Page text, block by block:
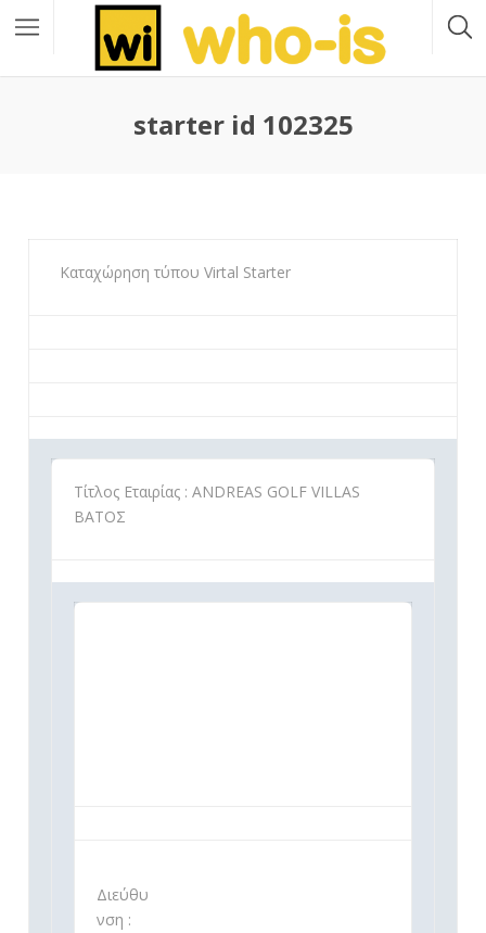
starter id 102325
Καταχώρηση τύπου Virtal Starter
Τίτλος Εταιρίας : ANDREAS GOLF VILLAS
ΒΑΤΟΣ
Διεύθυ
νση :